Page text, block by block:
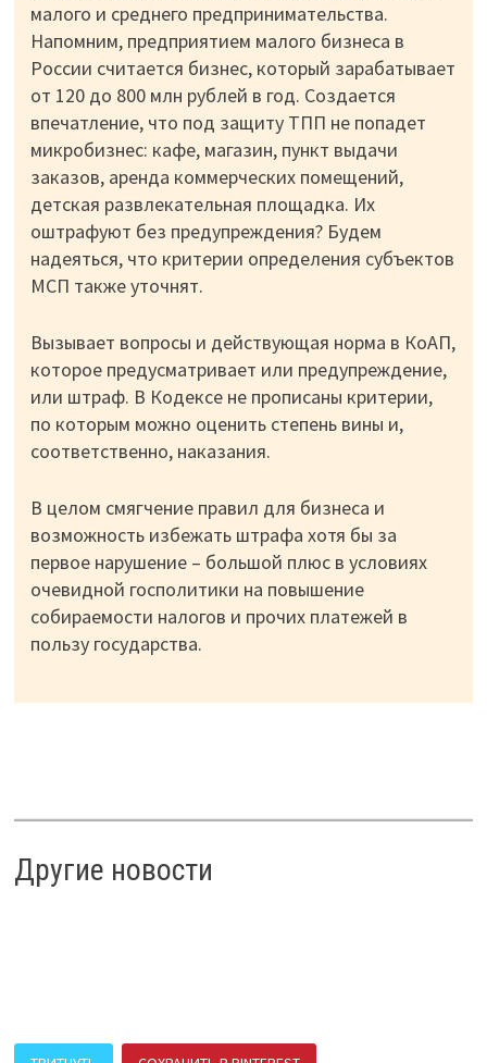
малого и среднего предпринимательства.
Напомним, предприятием малого бизнеса в
России считается бизнес, который зарабатывает
от 120 до 800 млн рублей в год. Создается
впечатление, что под защиту ТПП не попадет
микробизнес: кафе, магазин, пункт выдачи
заказов, аренда коммерческих помещений,
детская развлекательная площадка. Их
оштрафуют без предупреждения? Будем
надеяться, что критерии определения субъектов
МСП также уточнят.
Вызывает вопросы и действующая норма в КоАП,
которое предусматривает или предупреждение,
или штраф. В Кодексе не прописаны критерии,
по которым можно оценить степень вины и,
соответственно, наказания.
В целом смягчение правил для бизнеса и
возможность избежать штрафа хотя бы за
первое нарушение – большой плюс в условиях
очевидной госполитики на повышение
собираемости налогов и прочих платежей в
пользу государства.
Другие новости